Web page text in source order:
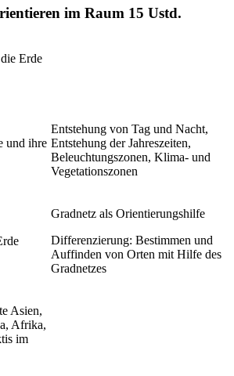
im Raum 15 Ustd.
Erde
und ihre
Entstehung von Tag und Nacht,
Entstehung der Jahreszeiten,
Beleuchtungszonen, Klima- und
Vegetationszonen
Gradnetz als Orientierungshilfe
Differenzierung: Bestimmen und
Auffinden von Orten mit Hilfe des
Gradnetzes
Asien,
Afrika,
im